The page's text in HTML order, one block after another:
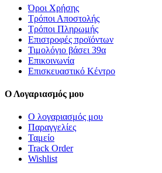
Όροι Χρήσης
Τρόποι Αποστολής
Τρόποι Πληρωμής
Επιστροφές προϊόντων
Τιμολόγιο βάσει 39α
Επικοινωνία
Επισκευαστικό Κέντρο
Ο Λογαριασμός μου
Ο λογαριασμός μου
Παραγγελίες
Ταμείο
Track Order
Wishlist